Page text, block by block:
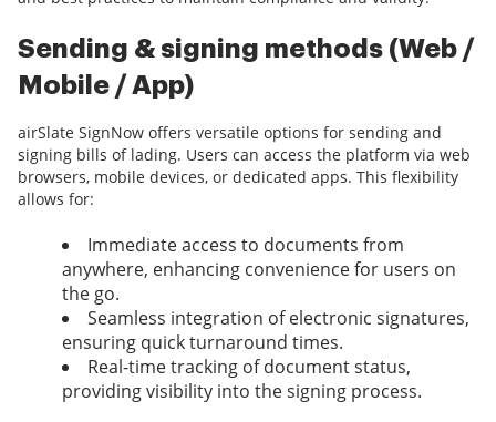
Sending & signing methods (Web /
Mobile / App)
airSlate SignNow offers versatile options for sending and
signing bills of lading. Users can access the platform via web
browsers, mobile devices, or dedicated apps. This flexibility
allows for:
Immediate access to documents from
anywhere, enhancing convenience for users on
the go.
Seamless integration of electronic signatures,
ensuring quick turnaround times.
Real-time tracking of document status,
providing visibility into the signing process.